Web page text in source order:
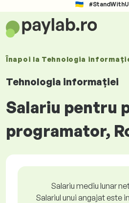
Înapoi la Tehnologia
Tehnologia informației
Salariu pentru
programator,
Salariu mediu lunar
Salariul unui angajat este